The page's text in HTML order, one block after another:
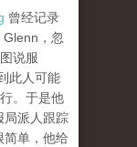
曾经记录
，忽
说服
此人可能
。于是他
局派人跟踪
单，他给